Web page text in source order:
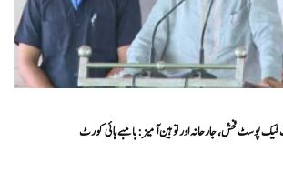
پوسٹ فحش، جارحانہ اور توہین آمیز:بامبے ہائی کورٹ